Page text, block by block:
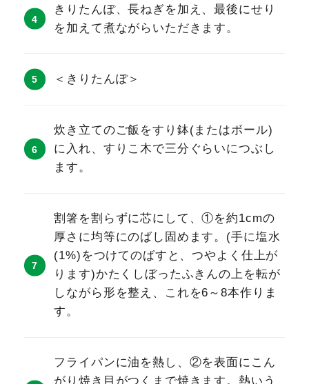
きりたんぽ、長ねぎを加え、最後にせり
を加えて煮ながらいただきます。
＜きりたんぽ＞
炊き立てのご飯をすり鉢(またはボール)
に入れ、すりこ木で三分ぐらいにつぶし
ます。
割箸を割らずに芯にして、①を約1cmの
厚さに均等にのばし固めます。(手に塩水
(1%)をつけてのばすと、つやよく仕上が
ります)かたくしぼったふきんの上を転が
しながら形を整え、これを6～8本作りま
す。
フライパンに油を熱し、②を表面にこん
がり焼き目がつくまで焼きます。熱いう